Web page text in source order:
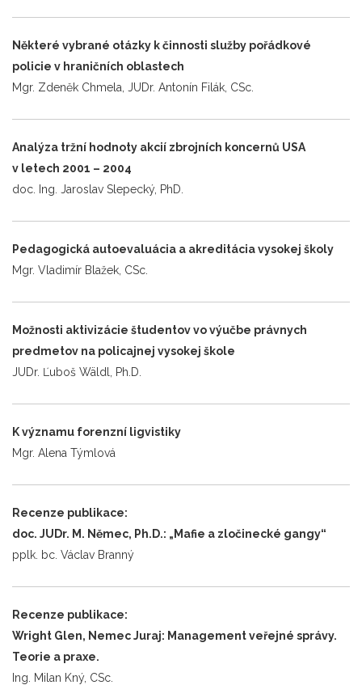
Některé vybrané otázky k činnosti služby pořádkové
policie v hraničních oblastech
Mgr. Zdeněk Chmela, JUDr. Antonín Filák, CSc.
Analýza tržní hodnoty akcií zbrojních koncernů USA
v letech 2001 – 2004
doc. Ing. Jaroslav Slepecký, PhD.
Pedagogická autoevaluácia a akreditácia vysokej školy
Mgr. Vladimír Blažek, CSc.
Možnosti aktivizácie študentov vo výučbe právnych
predmetov na policajnej vysokej škole
JUDr. Ľuboš Wäldl, Ph.D.
K významu forenzní ligvistiky
Mgr. Alena Týmlová
Recenze publikace:
doc. JUDr. M. Němec, Ph.D.: „Mafie a zločinecké gangy“
pplk. bc. Václav Branný
Recenze publikace:
Wright Glen, Nemec Juraj: Management veřejné správy.
Teorie a praxe.
Ing. Milan Kný, CSc.